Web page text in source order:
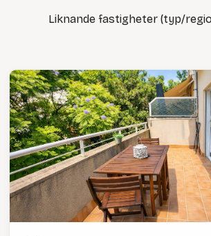
Liknande fastigheter (typ/